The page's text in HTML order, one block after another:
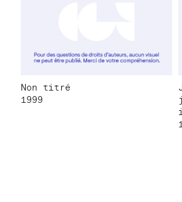
Non titré
1999